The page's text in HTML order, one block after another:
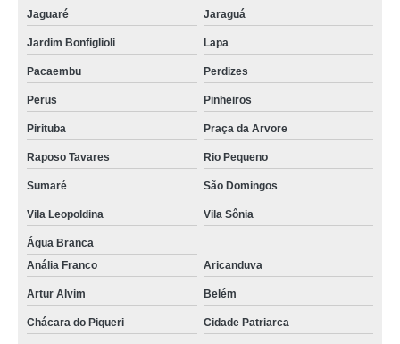
Jaguaré Jaraguá
Jardim Bonfiglioli Lapa
Pacaembu Perdizes
Perus Pinheiros
Pirituba Praça da Arvore
Raposo Tavares Rio Pequeno
Sumaré São Domingos
Vila Leopoldina Vila Sônia
Água Branca
Anália Franco
Aricanduva
Artur Alvim Belém
Chácara do Piqueri Cidade Patriarca